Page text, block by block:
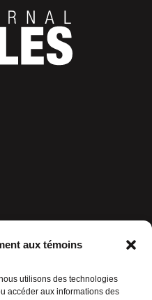
aux témoins
utilisons des technologies
accéder aux informations des